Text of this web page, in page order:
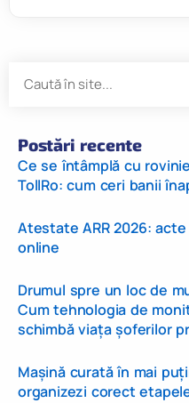
Postări recente
Ce se întâmplă cu
TollRo: cum ceri banii
Atestate ARR 2026:
online
Drumul spre un loc de
Cum tehnologia de
schimbă viața șoferilor
Mașină curată în mai
organizezi corect